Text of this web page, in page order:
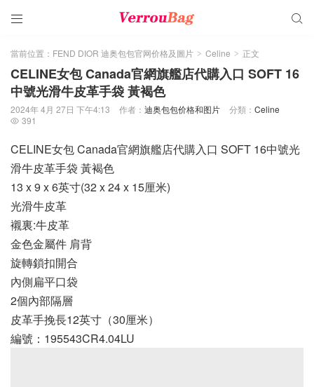
 
當前位置： FEND DIOR 迪奥包包官网价格及圖片 > Celine > 正文
CELINE女包 Canada官網旗艦店代購入口 SOFT 16
中號光滑牛皮革手袋 黃褐色
2024年 4月 27日 下午4:13 作者： 迪奥包包价格和图片 分類： Celine
 391
CELINE女包 Canada官網旗艦店代購入口 SOFT 16中號光
滑牛皮革手袋 黃褐色
13 x 9 x 6英寸(32 x 24 x 15厘米)
光滑牛皮革
襯裏:牛皮革
金色金屬件 肩背
旋轉鎖扣開合
內側扁平口袋
2個內部隔層
皮革手挽長12英寸（30厘米）
編號：195543CR4.04LU